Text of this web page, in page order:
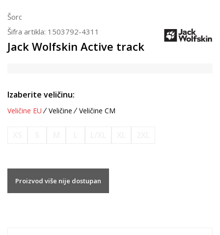
Šorc
Šifra artikla: 1503792-4311
Jack Wolfskin Active track
Izaberite veličinu:
Veličine EU Veličine Veličine CM
Proizvod više nije dostupan